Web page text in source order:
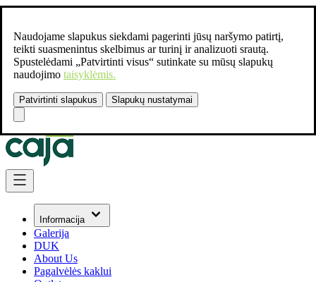
Naudojame slapukus siekdami pagerinti jūsų naršymo patirtį,
teikti suasmenintus skelbimus ar turinį ir analizuoti srautą.
Spustelėdami „Patvirtinti visus“ sutinkate su mūsų slapukų
naudojimo taisyklėmis.
Patvirtinti slapukus Slapukų nustatymai
Susisiekite:
Skip to Content
Informacija
Galerija
DUK
About Us
Pagalvėlės kaklui